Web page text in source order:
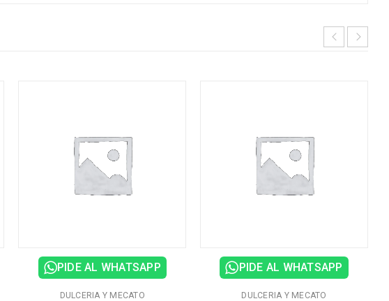
PIDE AL WHATSAPP
DULCERIA Y MECATO
PIDE AL WHATSAPP
DULCERIA Y MECATO